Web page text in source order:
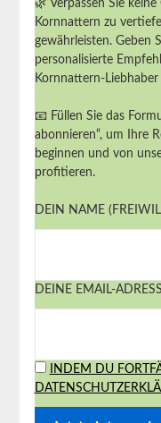
🌿 Verpassen Sie
Kornnattern zu
gewährleisten. Geben
personalisierte
Kornnattern-
📧 Füllen Sie das
abonnieren“, um Ihre
beginnen und von
profitieren.
DEIN NAME
DEINE EMAIL-
INDEM DU